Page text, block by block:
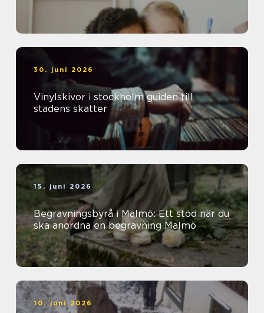
30. juni 2026
Vinylskivor i stockholm guiden till
stadens skatter
15. juni 2026
Begravningsbyrå i Malmö: Ett stöd när du
ska anordna en begravning Malmö
10. juni 2026